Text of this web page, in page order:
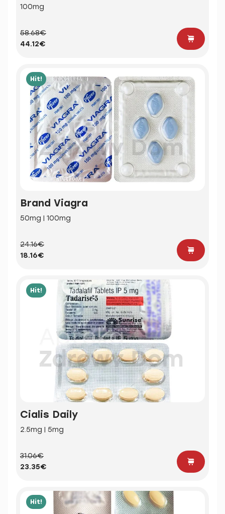
100mg
58.68€
44.12€
Hit!
Brand Viagra
50mg | 100mg
24.16€
18.16€
Hit!
Cialis Daily
2.5mg | 5mg
31.06€
23.35€
Hit!